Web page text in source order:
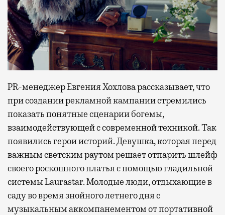
PR-менеджер Евгения Хохлова рассказывает, что
при создании рекламной кампании стремились
показать понятные сценарии богемы,
взаимодействующей с современной техникой. Так
появились герои историй. Девушка, которая перед
важным светским раутом решает отпарить шлейф
своего роскошного платья с помощью гладильной
системы Laurastar. Молодые люди, отдыхающие в
саду во время знойного летнего дня с
музыкальным аккомпанементом от портативной